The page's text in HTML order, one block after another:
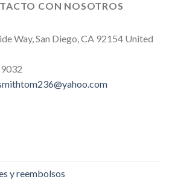
CON NOSOTROS
Way, San Diego, CA 92154 United
y reembolsos